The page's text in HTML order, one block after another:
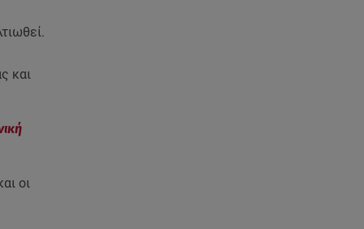
και
οι